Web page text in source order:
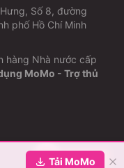
Số 8, đường
phố Hồ Chí Minh
hàng Nhà nước cấp
MoMo - Trợ thủ
Tải MoMo